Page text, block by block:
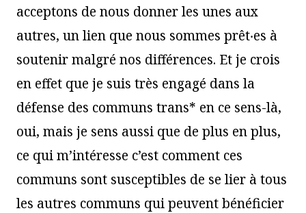
acceptons de nous donner les unes aux
autres, un lien que nous sommes prêt‧es à
soutenir malgré nos différences. Et je crois
en effet que je suis très engagé dans la
défense des communs trans* en ce sens-là,
oui, mais je sens aussi que de plus en plus,
ce qui m’intéresse c’est comment ces
communs sont susceptibles de se lier à tous
les autres communs qui peuvent bénéficier